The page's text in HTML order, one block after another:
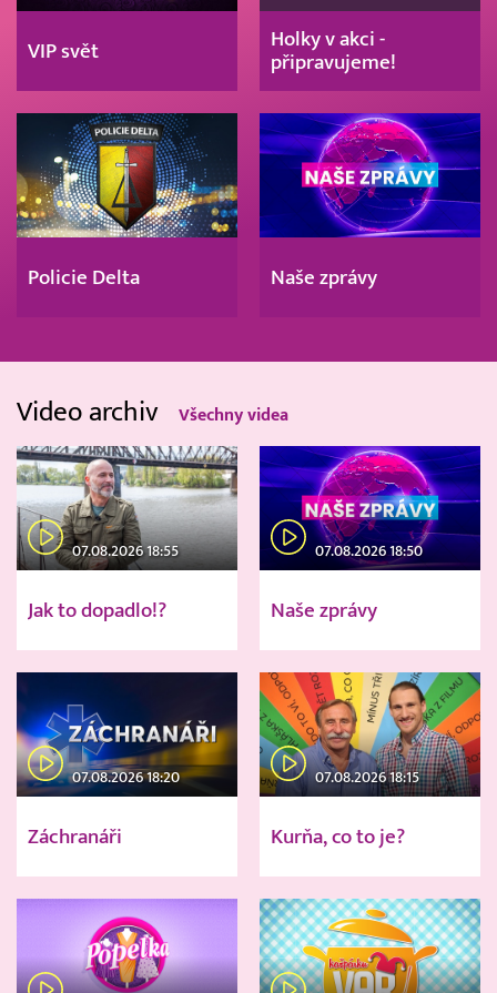
VIP svět
Holky v akci -
připravujeme!
Policie Delta Naše zprávy
Video archiv Všechny videa
07.08.2026 18:55
Jak to dopadlo!?
07.08.2026 18:50
Naše zprávy
07.08.2026 18:20
Záchranáři
07.08.2026 18:15
Kurňa, co to je?